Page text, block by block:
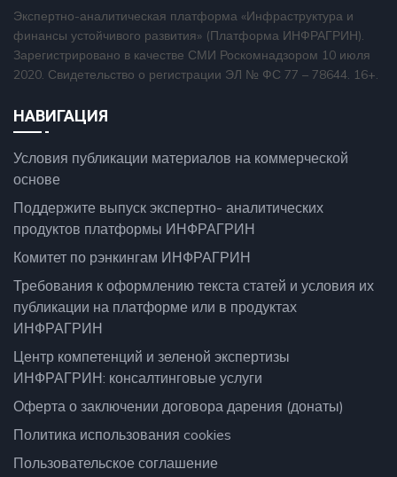
Экспертно-аналитическая платформа «Инфраструктура и
финансы устойчивого развития» (Платформа ИНФРАГРИН).
Зарегистрировано в качестве СМИ Роскомнадзором 10 июля
2020. Свидетельство о регистрации ЭЛ № ФС 77 – 78644. 16+.
НАВИГАЦИЯ
Условия публикации материалов на коммерческой
основе
Поддержите выпуск экспертно- аналитических
продуктов платформы ИНФРАГРИН
Комитет по рэнкингам ИНФРАГРИН
Требования к оформлению текста статей и условия их
публикации на платформе или в продуктах
ИНФРАГРИН
Центр компетенций и зеленой экспертизы
ИНФРАГРИН: консалтинговые услуги
Оферта о заключении договора дарения (донаты)
Политика использования cookies
Пользовательское соглашение